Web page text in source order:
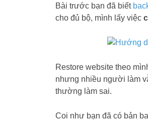
Bài trước bạn đã biết
cho đủ bộ, mình lấy việc
Restore website theo
nhưng nhiều người làm
thường làm sai.
Coi như bạn đã có bản